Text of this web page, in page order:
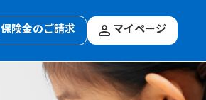
保険金のご請求 マイページ